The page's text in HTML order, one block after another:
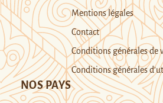
Mentions légales
Contact
Conditions générales de
Conditions générales
NOS PAYS